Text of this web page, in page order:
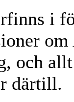
i
och allt
därtill.